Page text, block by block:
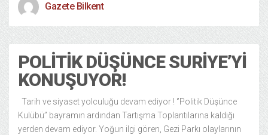
Gazete Bilkent
POLITIK DÜŞÜNCE SURIYE’YI
KONUŞUYOR!
Tarih ve siyaset yolculuğu devam ediyor ! ‘’Politik Düşünce
Kulübü’’ bayramın ardından Tartışma Toplantılarına kaldığı
yerden devam ediyor. Yoğun ilgi gören, Gezi Parkı olaylarının